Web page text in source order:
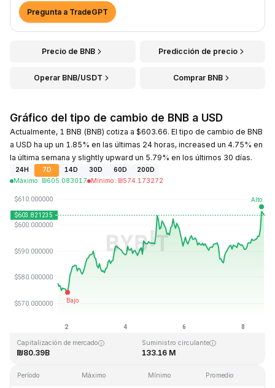
Pregunta a TradeGPT
Precio de BNB Predicción de precio
Operar BNB/USDT Comprar BNB
Gráfico del tipo de cambio de BNB a USD
Actualmente, 1 BNB (BNB) cotiza a $603.66. El tipo de cambio de BNB
a USD ha up un 1.85% en las últimas 24 horas, increased un 4.75% en
la última semana y slightly upward un 5.79% en los últimos 30 días.
24H 7D 14D 30D 60D
200D
Máximo: ₪605.083017 Mínimo: ₪574.173272
Última actualización: 2026-08-08, 16:47 GMT+0
₪0.039818
Capitalización de mercado
₪80.39B
Suministro circulante
133.16 M
Período Máximo Mínimo Promedio